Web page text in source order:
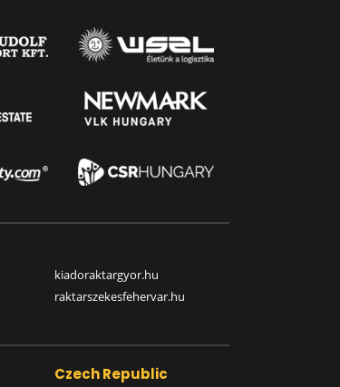
kiadoraktargyor.hu
raktarszekesfehervar.hu
Czech Republic